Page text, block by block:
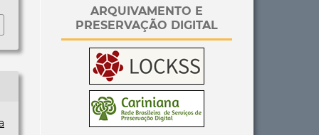
ARQUIVAMENTO E
PRESERVAÇÃO DIGITAL